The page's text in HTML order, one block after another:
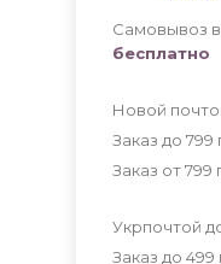
Самовывоз в
бесплатно
Новой
Заказ до 799
Заказ от 799
Укрпочтой
Заказ до 499